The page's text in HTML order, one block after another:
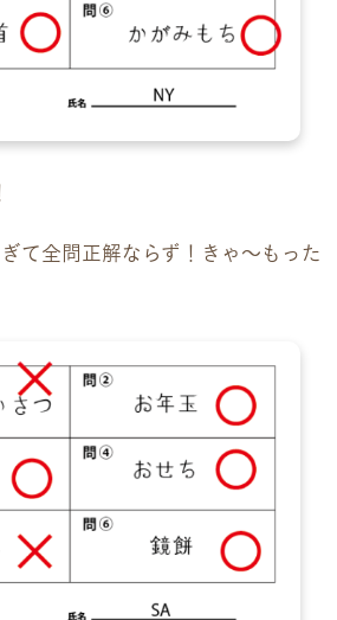
て全問正解ならず！きゃ〜もった